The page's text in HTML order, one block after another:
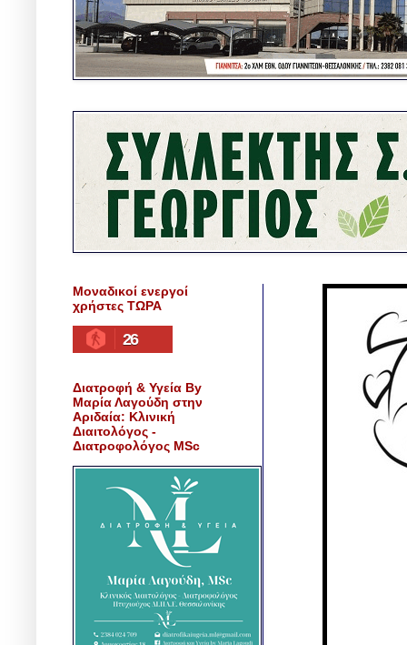
Μοναδικοί ενεργοί
χρήστες ΤΩΡΑ
26
Διατροφή & Υγεία By
Μαρία Λαγούδη στην
Αριδαία: Κλινική
Διαιτολόγος -
Διατροφολόγος MSc